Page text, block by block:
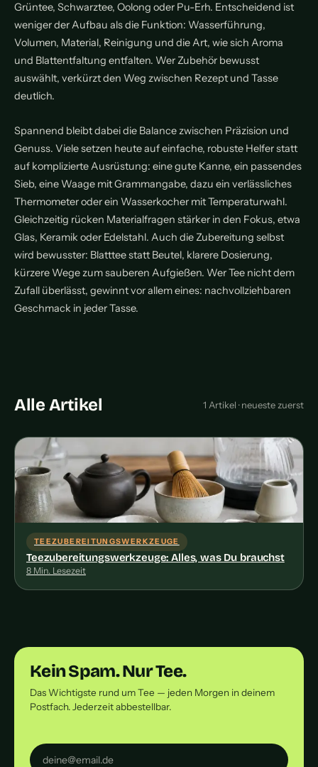
Grüntee, Schwarztee, Oolong oder Pu-Erh. Entscheidend ist
weniger der Aufbau als die Funktion: Wasserführung,
Volumen, Material, Reinigung und die Art, wie sich Aroma
und Blattentfaltung entfalten. Wer Zubehör bewusst
auswählt, verkürzt den Weg zwischen Rezept und Tasse
deutlich.
Spannend bleibt dabei die Balance zwischen Präzision und
Genuss. Viele setzen heute auf einfache, robuste Helfer statt
auf komplizierte Ausrüstung: eine gute Kanne, ein passendes
Sieb, eine Waage mit Grammangabe, dazu ein verlässliches
Thermometer oder ein Wasserkocher mit Temperaturwahl.
Gleichzeitig rücken Materialfragen stärker in den Fokus, etwa
Glas, Keramik oder Edelstahl. Auch die Zubereitung selbst
wird bewusster: Blatttee statt Beutel, klarere Dosierung,
kürzere Wege zum sauberen Aufgießen. Wer Tee nicht dem
Zufall überlässt, gewinnt vor allem eines: nachvollziehbaren
Geschmack in jeder Tasse.
Alle Artikel 1 Artikel · neueste zuerst
TEEZUBEREITUNGSWERKZEUGE
Teezubereitungswerkzeuge: Alles, was Du brauchst
8 Min. Lesezeit
Kein Spam. Nur Tee.
Das Wichtigste rund um Tee — jeden Morgen in deinem
Postfach. Jederzeit abbestellbar.